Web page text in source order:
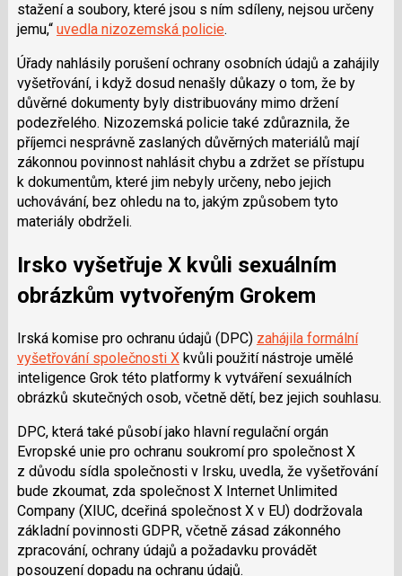
stažení a soubory, které jsou s ním sdíleny, nejsou určeny
jemu,“ uvedla nizozemská policie.
Úřady nahlásily porušení ochrany osobních údajů a zahájily
vyšetřování, i když dosud nenašly důkazy o tom, že by
důvěrné dokumenty byly distribuovány mimo držení
podezřelého. Nizozemská policie také zdůraznila, že
příjemci nesprávně zaslaných důvěrných materiálů mají
zákonnou povinnost nahlásit chybu a zdržet se přístupu
k dokumentům, které jim nebyly určeny, nebo jejich
uchovávání, bez ohledu na to, jakým způsobem tyto
materiály obdrželi.
Irsko vyšetřuje X kvůli sexuálním
obrázkům vytvořeným Grokem
Irská komise pro ochranu údajů (DPC) zahájila formální
vyšetřování společnosti Xkvůli použití nástroje umělé
inteligence Grok této platformy k vytváření sexuálních
obrázků skutečných osob, včetně dětí, bez jejich souhlasu.
DPC, která také působí jako hlavní regulační orgán
Evropské unie pro ochranu soukromí pro společnost X
z důvodu sídla společnosti v Irsku, uvedla, že vyšetřování
bude zkoumat, zda společnost X Internet Unlimited
Company (XIUC, dceřiná společnost X v EU) dodržovala
základní povinnosti GDPR, včetně zásad zákonného
zpracování, ochrany údajů a požadavku provádět
posouzení dopadu na ochranu údajů.